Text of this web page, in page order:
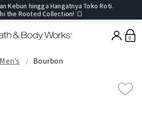
Kebun hingga Hangatnya Toko Roti.
the Rooted Collection! 🍞
0
Bourbon